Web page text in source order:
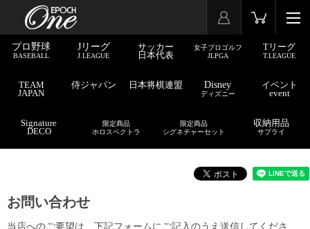
プロ野球
BASEBALL
Jリーグ
J.LEAGUE
サッカー
日本代表
女子プロゴルフ
JLPGA
Tリーグ
T.LEAGUE
TEAM
JAPAN
侍ジャパン 日本将棋連盟 Disney
ディズニー
イベント
event
Signature
DECO
限定商品
ホロスペクトラ
限定商品
シグネチャーセット
収納用品
サプライ
お問い合わせ
当店へのご要望は、下記フォームにご記入のうえ送信してくださ